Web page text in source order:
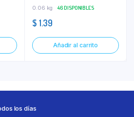
0.06 kg 46 DISPONIBLES
$ 1.39
Añadir al carrito
los días